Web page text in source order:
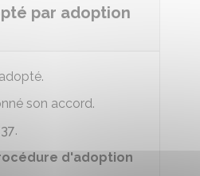
par adoption
son accord.
.
d'adoption